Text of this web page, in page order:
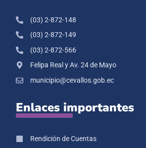
(03) 2-872-148
(03) 2-872-149
(03) 2-872-566
Felipa Real y Av. 24 de Mayo
municipio@cevallos.gob.ec
Enlaces importantes
Rendición de Cuentas